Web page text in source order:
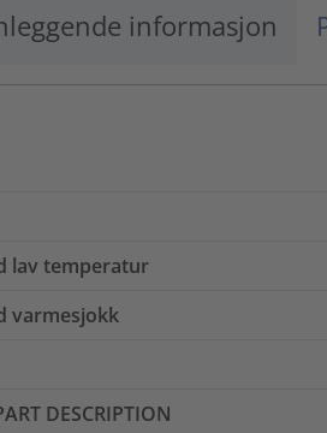
informasjon
lav temperatur
varmesjokk
DESCRIPTION